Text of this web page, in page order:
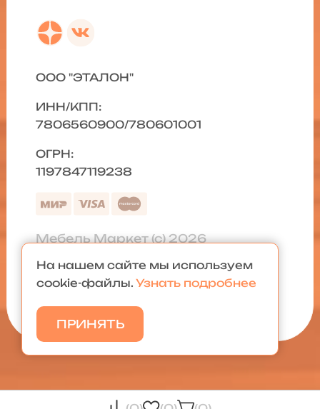
ООО "ЭТАЛОН"
ИНН/КПП:
7806560900/780601001
ОГРН:
1197847119238
Мебель Маркет (с) 2026
Политика конфиденциальности
Карта сайта
На нашем сайте мы используем
cookie-файлы. Узнать подробнее
ПРИНЯТЬ